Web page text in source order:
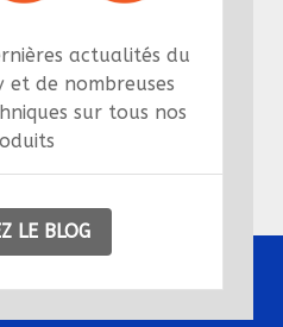
actualités du
et de nombreuses
sur tous nos
LE BLOG